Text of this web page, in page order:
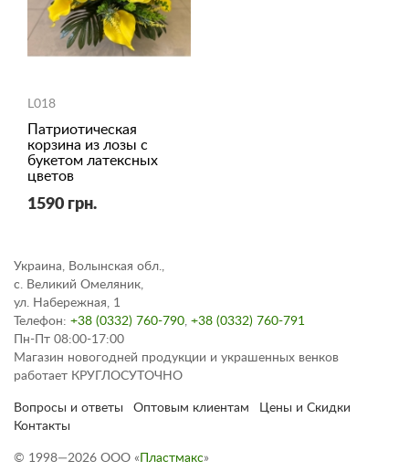
L018
Патриотическая
корзина из лозы с
букетом латексных
цветов
1590 грн.
Украина, Волынская обл.,
с. Великий Омеляник,
ул. Набережная, 1
Телефон: +38 (0332) 760-790, +38 (0332) 760-791
Пн-Пт 08:00-17:00
Магазин новогодней продукции и украшенных венков
работает КРУГЛОСУТОЧНО
Вопросы и ответы Оптовым клиентам
Цены и Скидки
Контакты
© 1998—2026 ООО « Пластмакс»